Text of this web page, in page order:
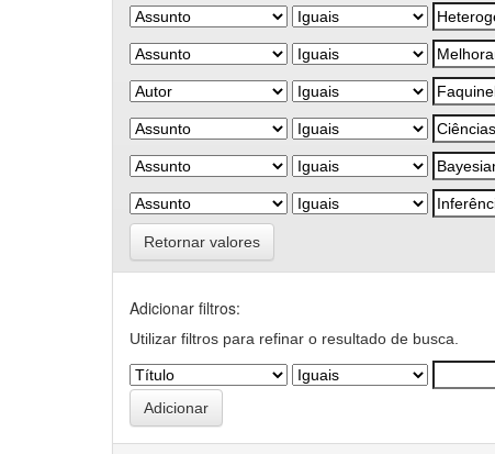
Retornar valores
Adicionar filtros:
Utilizar filtros para refinar o resultado de busca.